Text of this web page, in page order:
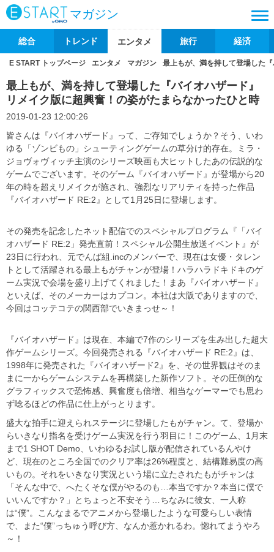
マガジン
総合 トレンド エンタメ 旅行 経済
E START トップページ エンタメ マガジン 最上もが、満を持して登場した
最上もが、満を持して登場した『バイオハザード』
リメイク版に超興奮！の姿がたまらなかったひと時
2019-01-23 12:00:26
皆さんは『バイオハザード』って、ご存知でしょうか？そう、いわ
ゆる「ゾンビもの」シューティングゲームの草分け的存在。ミラ・
ジョヴォヴィッチ主演のシリーズ映画も大ヒットしたあの伝説的な
ゲームでございます。そのゲーム『バイオハザード』が登場から20
年の時を超えリメイクが施され、強烈なリアリティを持った作品
『バイオハザード RE:2』として1月25日に登場します。
その発売を記念したネット配信でのスペシャルプログラム『「バイ
オハザード RE:2」発売直前！スペシャル公開生放送イベント』が
23日に行われ、元でんぱ組.incのメンバーで、現在は女優・タレン
トとして活躍される最上もがチャンが登場！ハラハラドキドキのゲ
ーム実況で会場を盛り上げてくれました！まあ『バイオハザード』
といえば、そのメーカーはカプコン。本社は大阪でありますので、
今回はコッテコテの関西部でいきまっせ～！
『バイオハザード』は現在、本編で7作のシリーズを生み出した超大
作ゲームシリーズ。今回発売される『バイオハザード RE:2』は、
1998年に発売された『バイオハザード2』を、その世界観はそのま
まに一からゲームシステムを再構築した新作ソフト。その圧倒的な
グラフィックスで恐怖感、興奮度も倍増、相当なゲーマーでも思わ
ず唸るほどの作品に仕上がっとります。
盛大な拍手に迎えられステージに登場したもがチャン。て、登場か
らいきなり指名を受けゲーム実況を行う羽目に！このゲーム、1月末
まで1 SHOT Demo、いわゆるお試し版が配信されているんやけ
ど、現在のところ全国でのクリア率は26%程度と、結構難易度の高
いもの。それをいきなり実況という場に立たされたもがチャンは
「そんな中で、へたくそな僕がやるのも…本当ですか？本当に僕で
いいんですか？」とちょっと不安そう…ちなみに彼女、一人称
は“僕”。こんなまるでアニメから登場したような可愛らしい表情
で、また“僕”っちゅう呼び方、なんか惹かれるわ。惚れてまうやろ
～！